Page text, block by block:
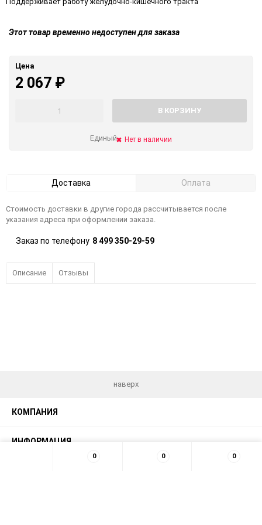
Этот товар временно недоступен для заказа
Цена
2 067 ₽
В КОРЗИНУ
Единый Нет в наличии
Доставка Оплата
Стоимость доставки в другие города рассчитывается после
указания адреса при оформлении заказа.
Заказ по телефону 8 499 350-29-59
Описание Отзывы
наверх
КОМПАНИЯ
ИНФОРМАЦИЯ
0 0 0